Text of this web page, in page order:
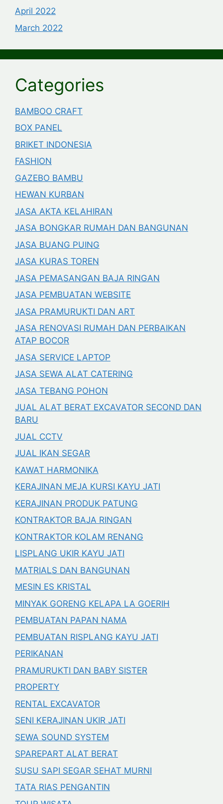
April 2022
March 2022
Categories
BAMBOO CRAFT
BOX PANEL
BRIKET INDONESIA
FASHION
GAZEBO BAMBU
HEWAN KURBAN
JASA AKTA KELAHIRAN
JASA BONGKAR RUMAH DAN BANGUNAN
JASA BUANG PUING
JASA KURAS TOREN
JASA PEMASANGAN BAJA RINGAN
JASA PEMBUATAN WEBSITE
JASA PRAMURUKTI DAN ART
JASA RENOVASI RUMAH DAN PERBAIKAN
ATAP BOCOR
JASA SERVICE LAPTOP
JASA SEWA ALAT CATERING
JASA TEBANG POHON
JUAL ALAT BERAT EXCAVATOR SECOND DAN
BARU
JUAL CCTV
JUAL IKAN SEGAR
KAWAT HARMONIKA
KERAJINAN MEJA KURSI KAYU JATI
KERAJINAN PRODUK PATUNG
KONTRAKTOR BAJA RINGAN
KONTRAKTOR KOLAM RENANG
LISPLANG UKIR KAYU JATI
MATRIALS DAN BANGUNAN
MESIN ES KRISTAL
MINYAK GORENG KELAPA LA GOERIH
PEMBUATAN PAPAN NAMA
PEMBUATAN RISPLANG KAYU JATI
PERIKANAN
PRAMURUKTI DAN BABY SISTER
PROPERTY
RENTAL EXCAVATOR
SENI KERAJINAN UKIR JATI
SEWA SOUND SYSTEM
SPAREPART ALAT BERAT
SUSU SAPI SEGAR SEHAT MURNI
TATA RIAS PENGANTIN